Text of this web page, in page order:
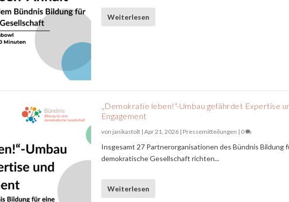
Weiterlesen
„Demokratie leben!“-Umbau gefährdet Expertise
Engagement
von janikastolt| Apr 21, 2026| Pressemitteilungen | 0
Insgesamt 27 Partnerorganisationen des Bündnis Bildung
demokratische Gesellschaft richten...
Weiterlesen